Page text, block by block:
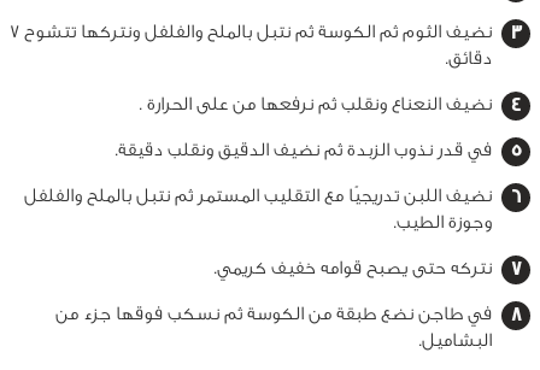
نضيف الثوم ثم الكوسة ثم نتبل بالملح والفلفل ونتركها تتشوح 7
دقائق.
نضيف النعناع ونقلب ثم نرفعها من على الحرارة .
في قدر نذوب الزبدة ثم نضيف الدقيق ونقلب دقيقة.
نضيف اللبن تدريجيًا مع التقليب المستمر ثم نتبل بالملح والفلفل
وجوزة الطيب.
نتركه حتى يصبح قوامه خفيف كريمي.
في طاجن نضع طبقة من الكوسة ثم نسكب فوقها جزء من
البشاميل.